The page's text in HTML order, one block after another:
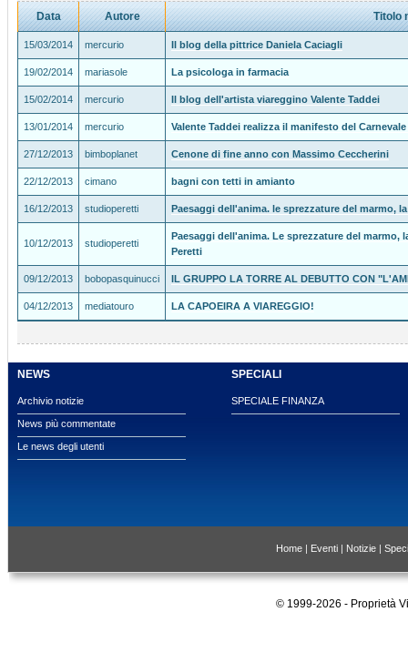
Data Autore Titolo
15/03/2014 mercurio Il blog della pittrice Daniela Caciagli
19/02/2014 mariasole La psicologa in farmacia
15/02/2014 mercurio Il blog dell'artista viareggino Valente Taddei
13/01/2014 mercurio Valente Taddei realizza il manifesto del
27/12/2013 bimboplanet Cenone di fine anno con Massimo Ceccherini
22/12/2013 cimano bagni con tetti in amianto
16/12/2013 studioperetti Paesaggi dell'anima. le sprezzature del marmo,
10/12/2013 studioperetti
Paesaggi dell'anima. Le sprezzature del marmo,
Peretti
09/12/2013 bobopasquinucci IL GRUPPO LA TORRE AL DEBUTTO CON
04/12/2013 mediatouro LA CAPOEIRA A VIAREGGIO!
NEWS
Archivio notizie
News più commentate
Le news degli utenti
SPECIALI
SPECIALE FINANZA
Home | Eventi | Notizie |
© 1999-2026 - Proprietà